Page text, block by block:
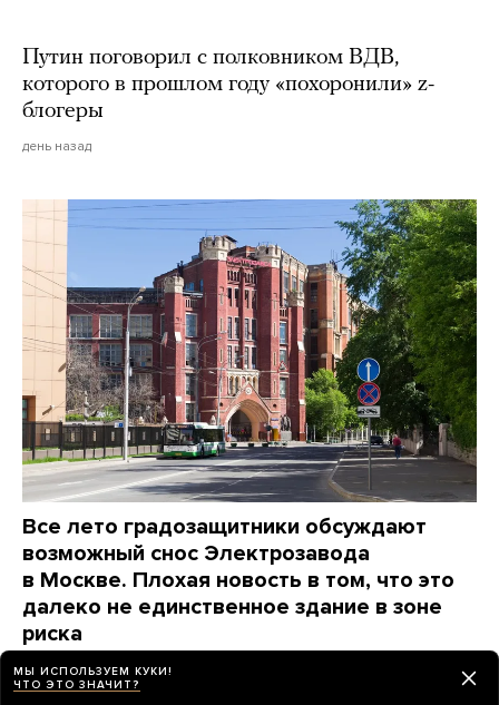
Путин поговорил с полковником ВДВ,
которого в прошлом году «похоронили» z-
блогеры
день назад
Все лето градозащитники обсуждают
возможный снос Электрозавода
в Москве. Плохая новость в том, что это
далеко не единственное здание в зоне
риска
с исторических станций метро
МЫ ИСПОЛЬЗУЕМ КУКИ!
ЧТО ЭТО ЗНАЧИТ?